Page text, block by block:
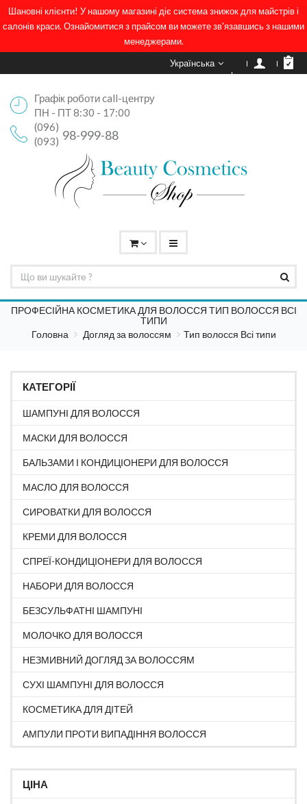
Шановні клієнти! У нашому магазині діє система знижок для майстрів і
салонів краси. Ознайомитися з прайсом ви можете зв'язавшись з нашими
менеджерами.
Українська
Графік роботи call-центру
ПН - ПТ 8:30 - 17:00
(096)
98-999-88
(093)
ПРОФЕСІЙНА КОСМЕТИКА ДЛЯ ВОЛОССЯ ТИП ВОЛОССЯ ВСІ
ТИПИ
Головна
Догляд за волоссям Тип волосся Всі типи
КАТЕГОРІЇ
ШАМПУНІ ДЛЯ ВОЛОССЯ
МАСКИ ДЛЯ ВОЛОССЯ
БАЛЬЗАМИ І КОНДИЦІОНЕРИ ДЛЯ ВОЛОССЯ
МАСЛО ДЛЯ ВОЛОССЯ
СИРОВАТКИ ДЛЯ ВОЛОССЯ
КРЕМИ ДЛЯ ВОЛОССЯ
СПРЕЇ-КОНДИЦІОНЕРИ ДЛЯ ВОЛОССЯ
НАБОРИ ДЛЯ ВОЛОССЯ
БЕЗСУЛЬФАТНІ ШАМПУНІ
МОЛОЧКО ДЛЯ ВОЛОССЯ
НЕЗМИВНИЙ ДОГЛЯД ЗА ВОЛОССЯМ
СУХІ ШАМПУНІ ДЛЯ ВОЛОССЯ
КОСМЕТИКА ДЛЯ ДІТЕЙ
АМПУЛИ ПРОТИ ВИПАДІННЯ ВОЛОССЯ
ЦІНА